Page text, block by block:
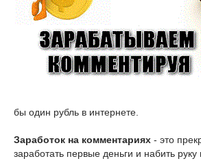
бы один рубль в интернете.
Заработок на комментариях - это
заработать первые деньги и набить руку